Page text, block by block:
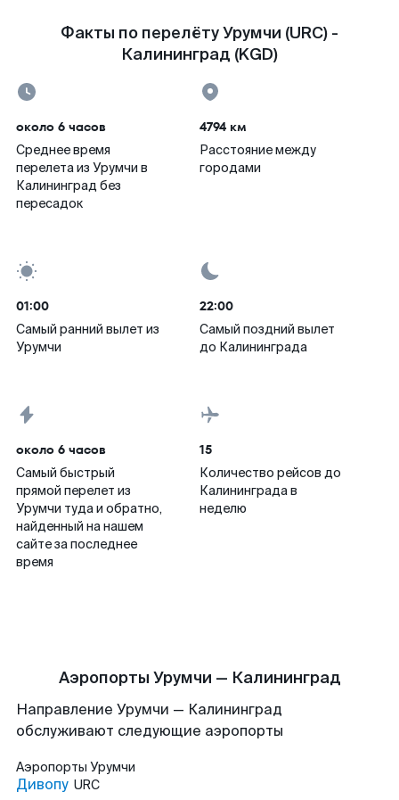
Факты по перелёту Урумчи (URC) -
Калининград (KGD)
около 6 часов
Среднее время
перелета из Урумчи в
Калининград без
пересадок
4794 км
Расстояние между
городами
01:00
Самый ранний вылет из
Урумчи
22:00
Самый поздний вылет
до Калининграда
около 6 часов
Самый быстрый
прямой перелет из
Урумчи туда и обратно,
найденный на нашем
сайте за последнее
время
15
Количество рейсов до
Калининграда в
неделю
Аэропорты Урумчи — Калининград
Направление Урумчи — Калининград
обслуживают следующие аэропорты
Аэропорты Урумчи
Дивопу URC